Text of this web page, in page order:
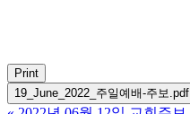
Print
19_June_2022_주일예배-주보.pdf